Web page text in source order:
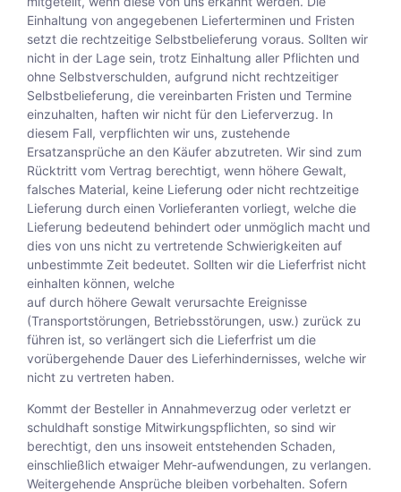
Einhaltung von angegebenen Lieferterminen und Fristen
setzt die rechtzeitige Selbstbelieferung voraus. Sollten wir
nicht in der Lage sein, trotz Einhaltung aller Pflichten und
ohne Selbstverschulden, aufgrund nicht rechtzeitiger
Selbstbelieferung, die vereinbarten Fristen und Termine
einzuhalten, haften wir nicht für den Lieferverzug. In
diesem Fall, verpflichten wir uns, zustehende
Ersatzansprüche an den Käufer abzutreten. Wir sind zum
Rücktritt vom Vertrag berechtigt, wenn höhere Gewalt,
falsches Material, keine Lieferung oder nicht rechtzeitige
Lieferung durch einen Vorlieferanten vorliegt, welche die
Lieferung bedeutend behindert oder unmöglich macht und
dies von uns nicht zu vertretende Schwierigkeiten auf
unbestimmte Zeit bedeutet. Sollten wir die Lieferfrist nicht
einhalten können, welche
auf durch höhere Gewalt verursachte Ereignisse
(Transportstörungen, Betriebsstörungen, usw.) zurück zu
führen ist, so verlängert sich die Lieferfrist um die
vorübergehende Dauer des Lieferhindernisses, welche wir
nicht zu vertreten haben.
Kommt der Besteller in Annahmeverzug oder verletzt er
schuldhaft sonstige Mitwirkungspflichten, so sind wir
berechtigt, den uns insoweit entstehenden Schaden,
einschließlich etwaiger Mehr-aufwendungen, zu verlangen.
Weitergehende Ansprüche bleiben vorbehalten. Sofern